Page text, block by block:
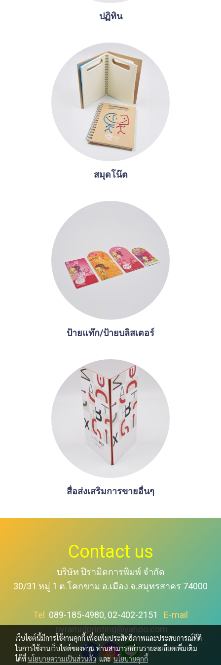
ปฏิทิน
สมุดโน๊ต
ป้ายแท๊ก/ป้ายบลิสเตอร์
สื่อส่งเสริมการขายอื่นๆ
Contact us
บริษัท ปิรามิดการพิมพ์ จำกัด
30/31 หมู่ 1 ต.โคกขาม อ.เมือง จ.สมุทรสาคร 74000
Tel 089-185-4980, 02-402-2151
E-mail
pyramidprinting@yahoo.com
เว็บไซต์นี้มีการใช้งานคุกกี้ เพื่อเพิ่มประสิทธิภาพและประสบการณ์ที่ดี
ในการใช้งานเว็บไซต์ของท่าน ท่านสามารถอ่านรายละเอียดเพิ่มเติม
ได้ที่นโยบายความเป็นส่วนตัว และนโยบายคุกกี้